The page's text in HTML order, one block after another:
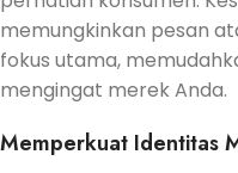
memungkinkan pesan
fokus utama,
mengingat merek Anda.
Memperkuat Identitas